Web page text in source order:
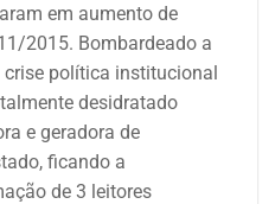
em aumento de
2015. Bombardeado a
crise política institucional
desidratado
e geradora de
ficando a
de 3 leitores